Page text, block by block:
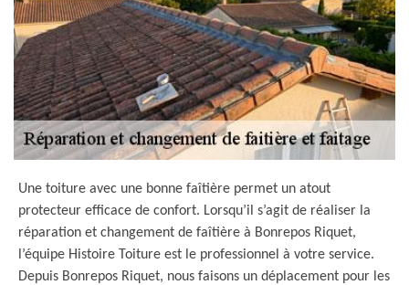
Une toiture avec une bonne faîtière permet un atout
protecteur efficace de confort. Lorsqu’il s’agit de réaliser la
réparation et changement de faîtière à Bonrepos Riquet,
l’équipe Histoire Toiture est le professionnel à votre service.
Depuis Bonrepos Riquet, nous faisons un déplacement pour les